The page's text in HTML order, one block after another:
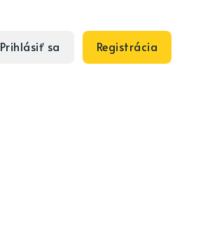
Prihlásiť sa Registrácia